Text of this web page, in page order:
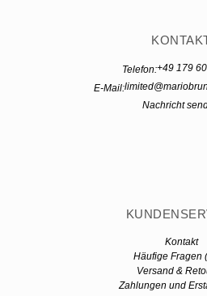
Telefon:+49 179
E-Mail:
Nachricht
Kontakt
Häufige Fragen
Versand &
Zahlungen und